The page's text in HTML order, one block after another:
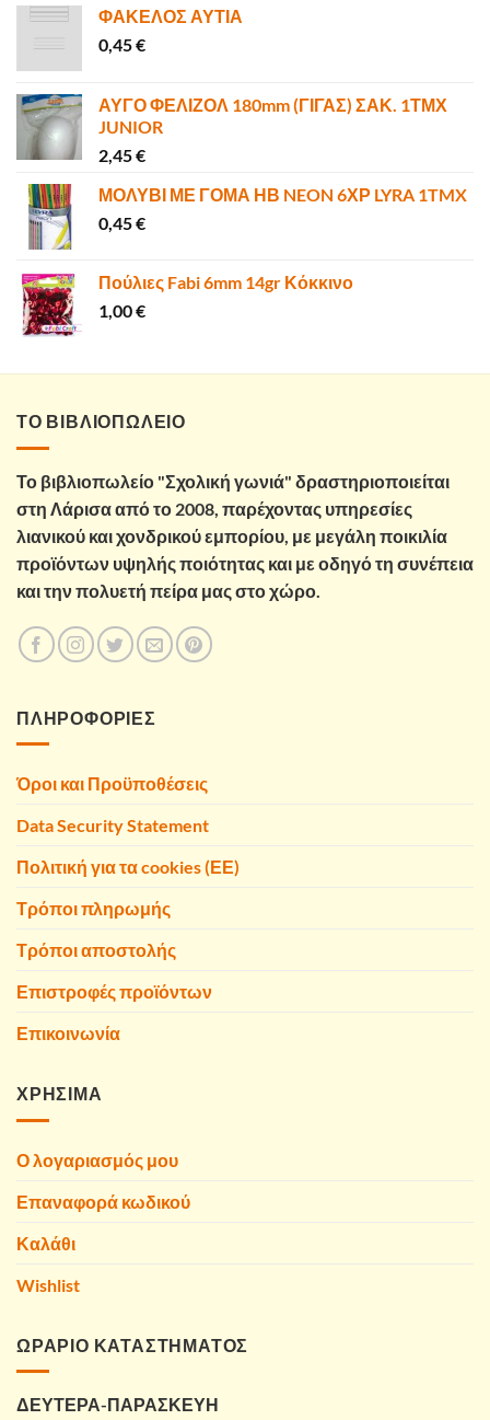
ΦΑΚΕΛΟΣ ΑΥΤΙΑ
0,45€
ΑΥΓΟ ΦΕΛΙΖΟΛ 180mm (ΓΙΓΑΣ) ΣΑΚ. 1ΤΜΧ
JUNIOR
2,45€
ΜΟΛΥΒΙ ΜΕ ΓΟΜΑ ΗΒ NEON 6ΧΡ LYRA 1TMX
0,45€
Πούλιες Fabi 6mm 14gr Κόκκινο
1,00€
ΤΟ ΒΙΒΛΙΟΠΩΛΕΙΟ
Το βιβλιοπωλείο "Σχολική γωνιά" δραστηριοποιείται
στη Λάρισα από το 2008, παρέχοντας υπηρεσίες
λιανικού και χονδρικού εμπορίου, με μεγάλη ποικιλία
προϊόντων υψηλής ποιότητας και με οδηγό τη συνέπεια
και την πολυετή πείρα μας στο χώρο.
ΠΛΗΡΟΦΟΡΙΕΣ
Όροι και Προϋποθέσεις
Data Security Statement
Πολιτική για τα cookies (ΕΕ)
Τρόποι πληρωμής
Τρόποι αποστολής
Επιστροφές προϊόντων
Επικοινωνία
ΧΡΗΣΙΜΑ
Ο λογαριασμός μου
Επαναφορά κωδικού
Καλάθι
Wishlist
ΩΡΑΡΙΟ ΚΑΤΑΣΤΗΜΑΤΟΣ
ΔΕΥΤΕΡΑ-ΠΑΡΑΣΚΕΥΗ